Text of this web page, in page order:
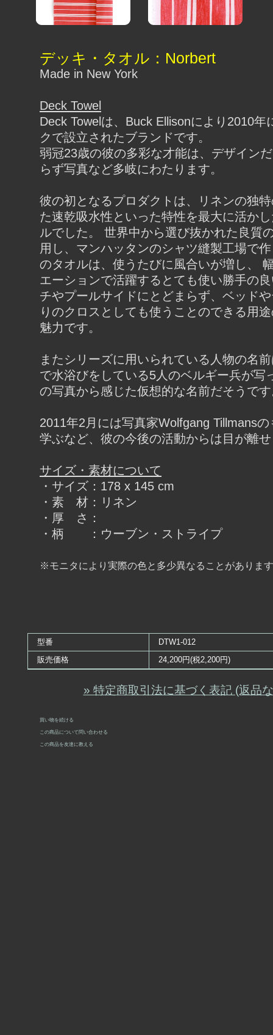
デッキ・タオル：Norbert
Made in New York
Deck Towel
Deck Towelは、Buck Ellisonにより2010年
クで設立されたブランドです。
弱冠23歳の彼の多彩な才能は、デザイン
らず写真など多岐にわたります。
彼の初となるプロダクトは、リネンの独
た速乾吸水性といった特性を最大に活か
ルでした。 世界中から選び抜かれた良質
用し、マンハッタンのシャツ縫製工場で
のタオルは、使うたびに風合いが増し、
エーションで活躍するとても使い勝手の
チやプールサイドにとどまらず、ベッド
りのクロスとしても使うことのできる用
魅力です。
またシリーズに用いられている人物の名
で水浴びをしている5人のベルギー兵が写
の写真から感じた仮想的な名前だそうで
2011年2月には写真家Wolfgang Tillmans
学ぶなど、彼の今後の活動からは目が離
サイズ・素材について
・サイズ：178 x 145 cm
・素 材：リネン
・厚 さ：
・柄 ：ウーブン・ストライプ
※モニタにより実際の色と多少異なることがありま
型番
DTW1-012
販売価格
24,200円(税2,200円)
» 特定商取引法に基づく表記 (返品
買い物を続ける
この商品について問い合わせる
この商品を友達に教える